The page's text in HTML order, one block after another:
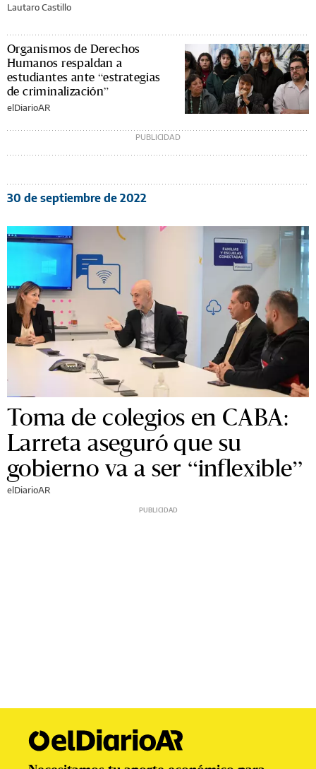
Lautaro Castillo
Organismos de Derechos
Humanos respaldan a
estudiantes ante “estrategias
de criminalización”
elDiarioAR
30 de septiembre de 2022
Toma de colegios en CABA:
Larreta aseguró que su
gobierno va a ser “inflexible”
elDiarioAR